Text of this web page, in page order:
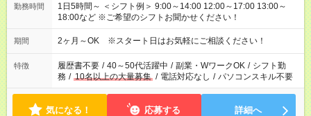
勤務時間
1日5時間～ ＜シフト例＞ 9:00～14:00 12:00～17:00 13:00～
18:00など ※ご希望のシフトお聞かせください！
期間 2ヶ月～OK ※スタート日はお気軽にご相談ください！
特徴 履歴書不要 / 40～50代活躍中 / 副業・WワークOK / シフト勤
務 / 10名以上の大量募集 / 電話対応なし / パソコンスキル不要
気になる！ 応募する 詳細へ